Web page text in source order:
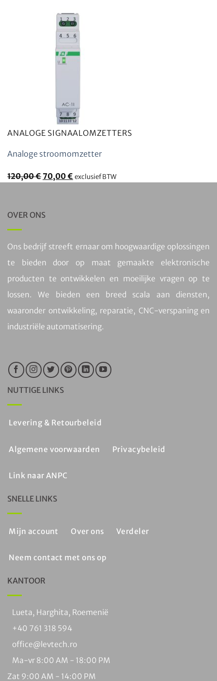
ANALOGE SIGNAALOMZETTERS
Analoge stroomomzetter
120,00€ Oorspronkelijke
120,00
70,00€ Huidige
exclusief BTW
OVER ONS
Ons bedrijf streeft ernaar om hoogwaardige oplossingen
te bieden door op maat gemaakte elektronische
producten te ontwikkelen en moeilijke vragen op te
lossen. We bieden een breed scala aan diensten,
waaronder ontwikkeling, reparatie, CNC-verspaning en
industriële automatisering.
NUTTIGE LINKS
Levering & Retourbeleid
Algemene voorwaarden Privacybeleid
Link naar ANPC
SNELLE LINKS
Mijn account Over ons Verdeler
Neem contact met ons op
KANTOOR
Lueta, Harghita, Roemenië
+40 761 318 594
office@levtech.ro
Ma-vr 8:00 AM - 18:00 PM
Zat 9:00 AM - 14:00 PM